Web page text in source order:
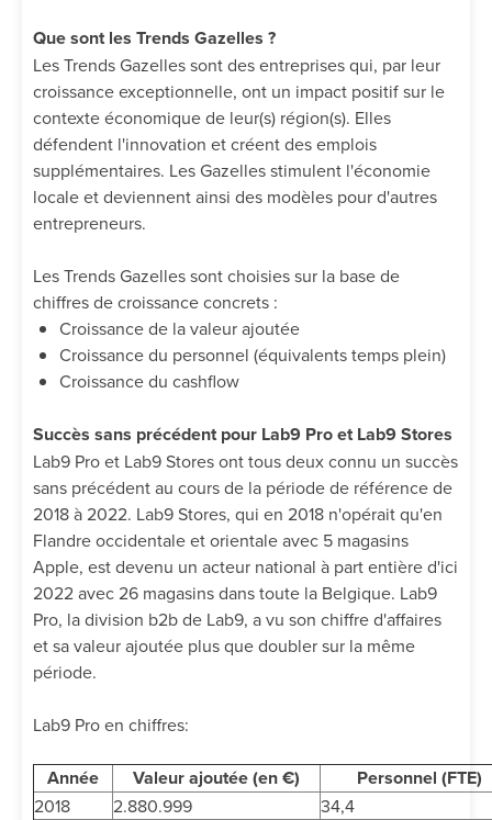
Que sont les Trends Gazelles ?
Les Trends Gazelles sont des entreprises qui, par leur
croissance exceptionnelle, ont un impact positif sur le
contexte économique de leur(s) région(s). Elles
défendent l'innovation et créent des emplois
supplémentaires. Les Gazelles stimulent l'économie
locale et deviennent ainsi des modèles pour d'autres
entrepreneurs.
Les Trends Gazelles sont choisies sur la base de
chiffres de croissance concrets :
Croissance de la valeur ajoutée
Croissance du personnel (équivalents temps plein)
Croissance du cashflow
Succès sans précédent pour Lab9 Pro et Lab9 Stores
Lab9 Pro et Lab9 Stores ont tous deux connu un succès
sans précédent au cours de la période de référence de
2018 à 2022. Lab9 Stores, qui en 2018 n'opérait qu'en
Flandre occidentale et orientale avec 5 magasins
Apple, est devenu un acteur national à part entière d'ici
2022 avec 26 magasins dans toute la Belgique. Lab9
Pro, la division b2b de Lab9, a vu son chiffre d'affaires
et sa valeur ajoutée plus que doubler sur la même
période.
Lab9 Pro en chiffres:
Année Valeur ajoutée (en €) Personnel (FTE)
2018 2.880.999
34,4